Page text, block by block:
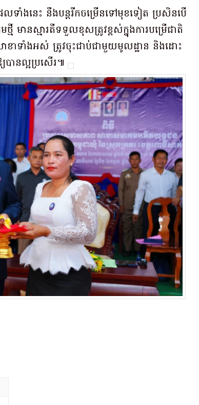
ទាំងនេះ នឹងបន្តរីកចម្រើនទៅមុខទៀត ប្រសិនបើ
ថ្មី មានស្មារតីទទួលខុសត្រូវខ្ពស់ក្នុងការបម្រើជាតិ
ាខាទាំងអស់ ត្រូវចុះជាប់ជាមួយមូលដ្ឋាន និងដោះ
ានល្អប្រសើរ៕